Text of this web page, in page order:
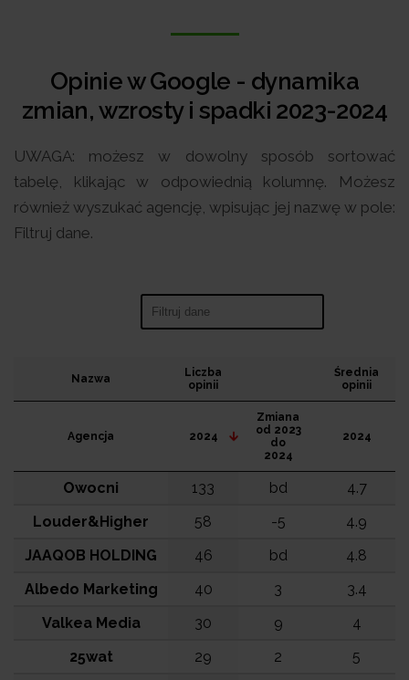
Opinie w Google - dynamika
zmian, wzrosty i spadki 2023-2024
UWAGA: możesz w dowolny sposób sortować
tabelę, klikając w odpowiednią kolumnę. Możesz
również wyszukać agencję, wpisując jej nazwę w pole:
Filtruj dane.
Nazwa
Liczba
opinii
Średnia
opinii
Agencja 2024
Zmiana
od 2023
do
2024
2024
Owocni 133 bd
4.7
Louder&Higher
58 -5
4.9
JAAQOB HOLDING
46 bd
4.8
Albedo Marketing
40 3
3.4
Valkea Media
30 9
4
25wat
29 2
5